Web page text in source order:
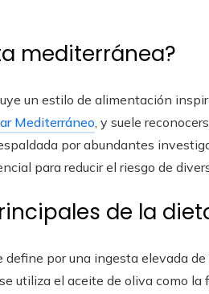
mediterránea?
un estilo de alimentación
Mediterráneo, y suele
por abundantes
para reducir el riesgo de
de la
por una ingesta elevada de
utiliza el aceite de oliva como